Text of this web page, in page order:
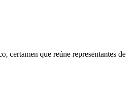
certamen que reúne representantes de